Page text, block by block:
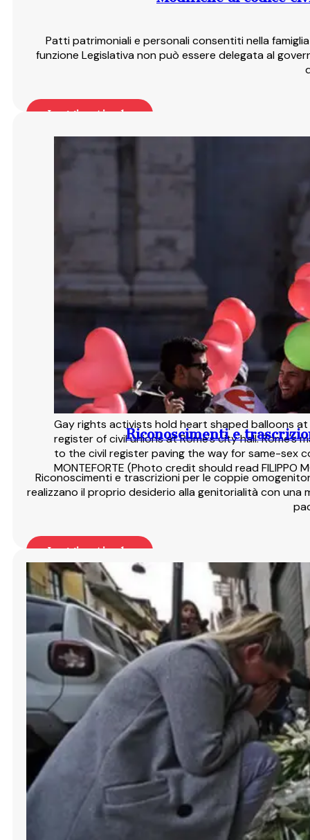
Patti patrimoniali e personali consentiti nella
funzione Legislativa non può essere delegata al
Leggi articolo
Gay rights activists hold heart shaped balloons
register of civil unions at Rome's city hall.
to the civil register paving the way for same-sex
MONTEFORTE (Photo credit should read FILIPPO
Riconoscimenti e
Riconoscimenti e trascrizioni per le coppie
realizzano il proprio desiderio alla genitorialità con una
Leggi articolo